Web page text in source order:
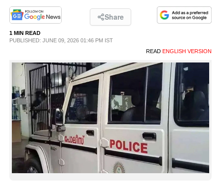
LIFESTYLE
INFO+
ART
ASTRO
CARTOONS
Share
1 MIN READ
PUBLISHED: JUNE 09, 2026 01:46 PM IST
READ ENGLISH VERSION